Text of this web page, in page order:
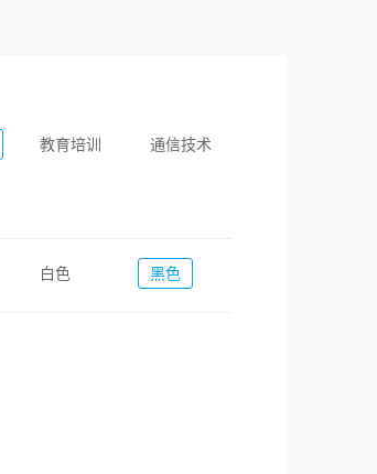
教育培训 通信技术
白色 黑色